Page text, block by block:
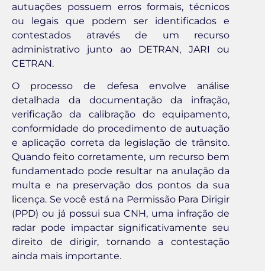
autuações possuem erros formais, técnicos
ou legais que podem ser identificados e
contestados através de um recurso
administrativo junto ao DETRAN, JARI ou
CETRAN.
O processo de defesa envolve análise
detalhada da documentação da infração,
verificação da calibração do equipamento,
conformidade do procedimento de autuação
e aplicação correta da legislação de trânsito.
Quando feito corretamente, um recurso bem
fundamentado pode resultar na anulação da
multa e na preservação dos pontos da sua
licença. Se você está na Permissão Para Dirigir
(PPD) ou já possui sua CNH, uma infração de
radar pode impactar significativamente seu
direito de dirigir, tornando a contestação
ainda mais importante.